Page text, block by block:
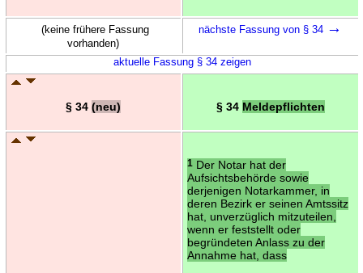
(keine frühere Fassung
vorhanden)
nächste Fassung von § 34 →
aktuelle Fassung § 34 zeigen
§ 34 (neu) § 34 Meldepflichten
1Der Notar hat der
Aufsichtsbehörde sowie
derjenigen Notarkammer, in
deren Bezirk er seinen Amtssitz
hat, unverzüglich mitzuteilen,
wenn er feststellt oder
begründeten Anlass zu der
Annahme hat, dass